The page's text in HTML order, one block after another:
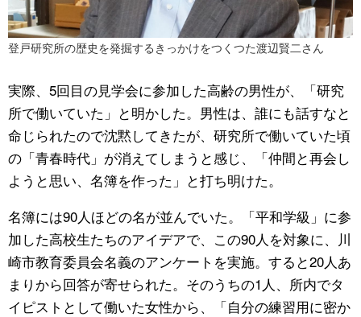
登戸研究所の歴史を発掘するきっかけをつくつた渡辺賢二さん
実際、5回目の見学会に参加した高齢の男性が、「研究
所で働いていた」と明かした。男性は、誰にも話すなと
命じられたので沈黙してきたが、研究所で働いていた頃
の「青春時代」が消えてしまうと感じ、「仲間と再会し
ようと思い、名簿を作った」と打ち明けた。
名簿には90人ほどの名が並んでいた。「平和学級」に参
加した高校生たちのアイデアで、この90人を対象に、川
崎市教育委員会名義のアンケートを実施。すると20人あ
まりから回答が寄せられた。そのうちの1人、所内でタ
イピストとして働いた女性から、「自分の練習用に密か